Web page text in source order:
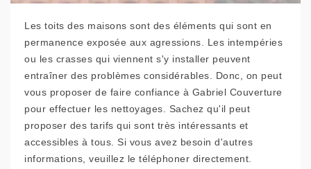
Les toits des maisons sont des éléments qui sont en
permanence exposée aux agressions. Les intempéries
ou les crasses qui viennent s'y installer peuvent
entraîner des problèmes considérables. Donc, on peut
vous proposer de faire confiance à Gabriel Couverture
pour effectuer les nettoyages. Sachez qu'il peut
proposer des tarifs qui sont très intéressants et
accessibles à tous. Si vous avez besoin d'autres
informations, veuillez le téléphoner directement.